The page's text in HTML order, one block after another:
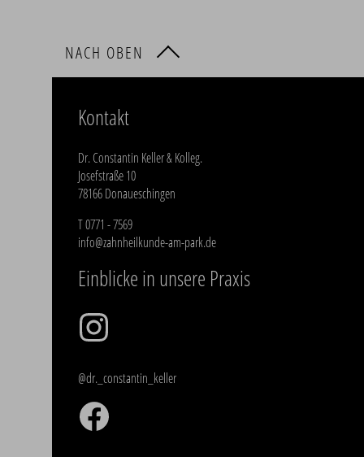
NACH OBEN
Kontakt
Dr. Constantin Keller & Kolleg.
Josefstraße 10
78166 Donaueschingen
T0771 - 7569
info@zahnheilkunde-am-park.de
Einblicke in unsere Praxis
@dr._constantin_keller